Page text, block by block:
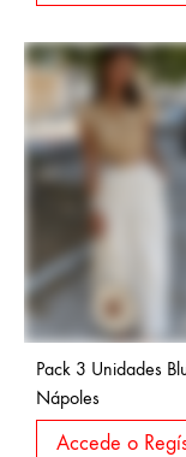
Pack 3 Unidades
Nápoles
Accede o